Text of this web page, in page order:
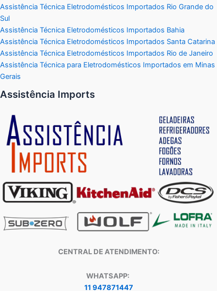
Assistência Técnica Eletrodomésticos Importados Rio Grande do
Sul
Assistência Técnica Eletrodomésticos Importados Bahia
Assistência Técnica Eletrodomésticos Importados Santa Catarina
Assistência Técnica Eletrodomésticos Importados Rio de Janeiro
Assistência Técnica para Eletrodomésticos Importados em Minas
Gerais
Assistência Imports
CENTRAL DE ATENDIMENTO:
WHATSAPP:
11 947871447